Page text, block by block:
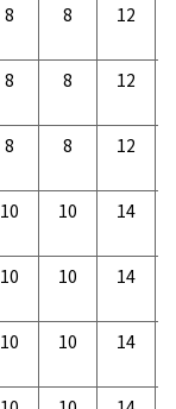
8 8 12
8 8 12
8 8 12
10 10 14
10 10 14
10 10 14